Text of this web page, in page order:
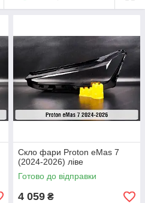
Скло фари Proton eMas 7
(2024-2026) ліве
Готово до відправки
4 059 ₴